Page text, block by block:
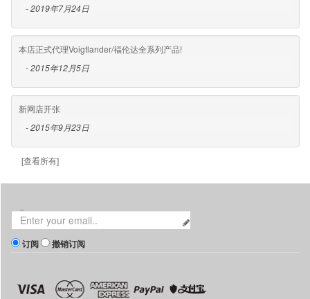
- 2019年7月24日
本店正式代理Voigtlander/福伦达全系列产品!
- 2015年12月5日
新网店开张
- 2015年9月23日
[查看所有]
订阅 撤销订阅